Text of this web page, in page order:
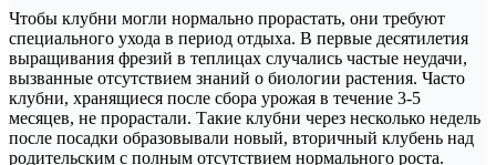
Чтобы клубни могли нормально прорастать, они требуют
специального ухода в период отдыха. В первые десятилетия
выращивания фрезий в теплицах случались частые неудачи,
вызванные отсутствием знаний о биологии растения. Часто
клубни, хранящиеся после сбора урожая в течение 3-5
месяцев, не прорастали. Такие клубни через несколько недель
после посадки образовывали новый, вторичный клубень над
родительским с полным отсутствием нормального роста.